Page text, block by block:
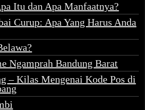
Itu dan Apa Manfaatnya?
Curup: Apa Yang Harus Anda
Ngamprah Bandung Barat
– Kilas Mengenai Kode Pos di